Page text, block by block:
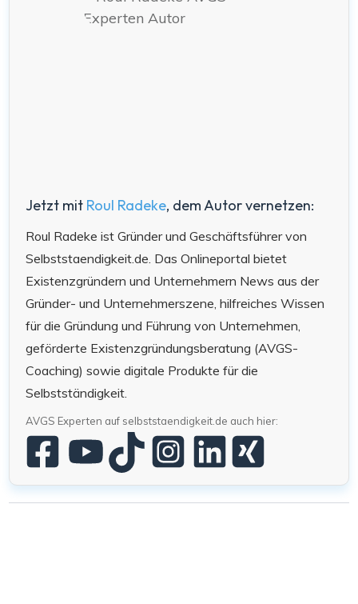
Jetzt mit Roul Radeke, dem Autor vernetzen:
Roul Radeke ist Gründer und Geschäftsführer von
Selbststaendigkeit.de. Das Onlineportal bietet
Existenzgründern und Unternehmern News aus der
Gründer- und Unternehmerszene, hilfreiches Wissen
für die Gründung und Führung von Unternehmen,
geförderte Existenzgründungsberatung (AVGS-
Coaching) sowie digitale Produkte für die
Selbstständigkeit.
AVGS Experten auf selbststaendigkeit.de auch hier: